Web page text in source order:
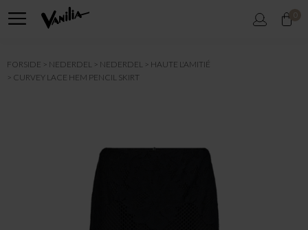
0
FORSIDE NEDERDEL NEDERDEL
HAUTE L'AMITIÉ
CURVEY LACE HEM PENCIL SKIRT